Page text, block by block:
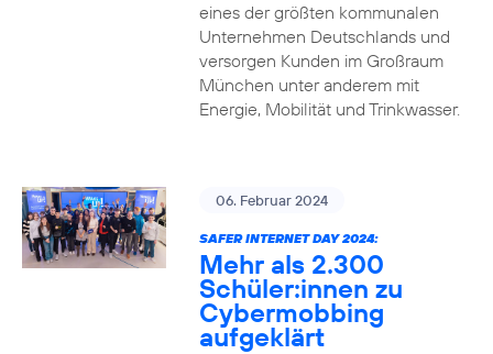
eines der größten kommunalen
Unternehmen Deutschlands und
versorgen Kunden im Großraum
München unter anderem mit
Energie, Mobilität und Trinkwasser.
06. Februar 2024
SAFER INTERNET DAY 2024:
Mehr als 2.300
Schüler:innen zu
Cybermobbing
aufgeklärt